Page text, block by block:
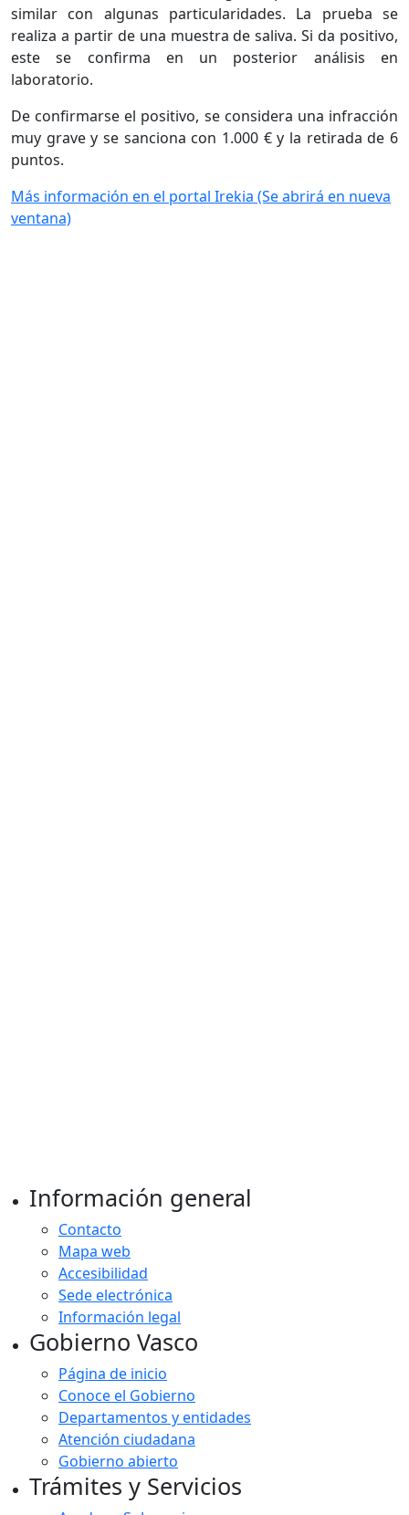
similar con algunas particularidades. La prueba se
realiza a partir de una muestra de saliva. Si da positivo,
este se confirma en un posterior análisis en
laboratorio.
De confirmarse el positivo, se considera una infracción
muy grave y se sanciona con 1.000 € y la retirada de 6
puntos.
Más información en el portal Irekia (Se abrirá en nueva
ventana)
Información general
Contacto
Mapa web
Accesibilidad
Sede electrónica
Información legal
Gobierno Vasco
Página de inicio
Conoce el Gobierno
Departamentos y entidades
Atención ciudadana
Gobierno abierto
Trámites y Servicios